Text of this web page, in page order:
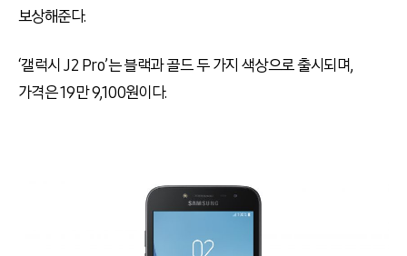
보상해준다.
‘갤럭시 J2 Pro’는 블랙과 골드 두 가지 색상으로 출시되며,
가격은 19만 9,100원이다.